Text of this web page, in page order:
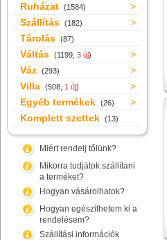
Ruházat (1584)
Szállítás (182)
Tárolás (87)
Váltás (1199, 3 új)
Váz (293)
Villa (508, 1 új)
Egyéb termékek (26)
Komplett szettek (13)
Miért rendelj tőlünk?
Mikorra tudjátok szállítani
a terméket?
Hogyan vásárolhatok?
Hogyan egészíthetem ki a
rendelésem?
Szállítási információk